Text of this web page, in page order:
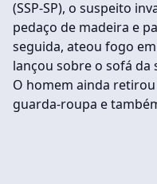
(SSP-SP), o suspeito
pedaço de madeira e
seguida, ateou fogo
lançou sobre o sofá da
O homem ainda
guarda-roupa e